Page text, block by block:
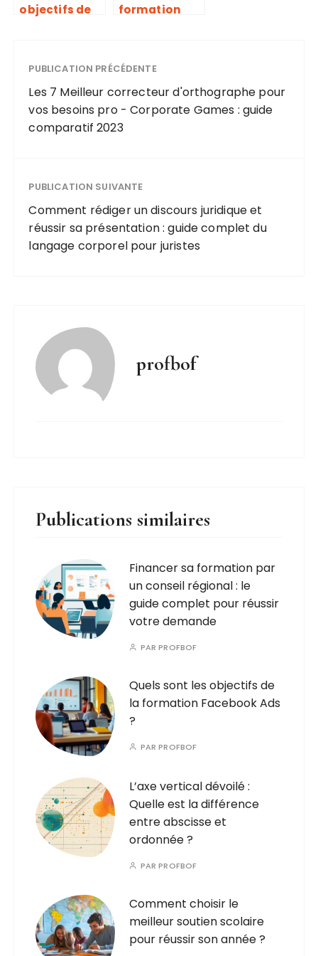
objectifs de
formation
guide
complet pour
réussir votre
demande
PUBLICATION PRÉCÉDENTE
Les 7 Meilleur correcteur d'orthographe pour
vos besoins pro - Corporate Games : guide
comparatif 2023
PUBLICATION SUIVANTE
Comment rédiger un discours juridique et
réussir sa présentation : guide complet du
langage corporel pour juristes
profbof
Publications similaires
Financer sa formation par
un conseil régional : le
guide complet pour réussir
votre demande
PARPROFBOF
Quels sont les objectifs de
la formation Facebook Ads
?
PARPROFBOF
L’axe vertical dévoilé :
Quelle est la différence
entre abscisse et
ordonnée ?
PARPROFBOF
Comment choisir le
meilleur soutien scolaire
pour réussir son année ?